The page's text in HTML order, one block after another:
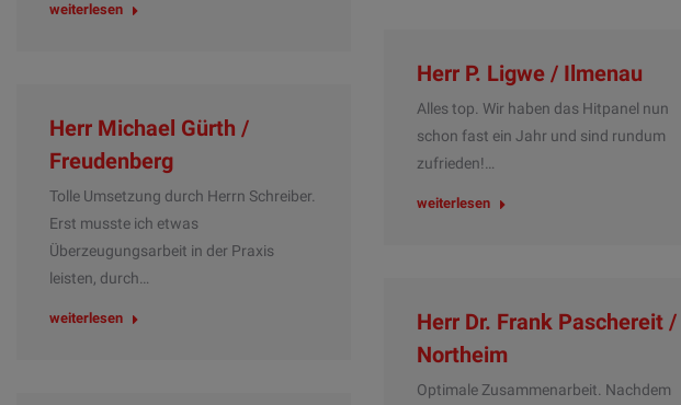
weiterlesen
Herr P. Ligwe / Ilmenau
Alles top. Wir haben das Hitpanel nun
schon fast ein Jahr und sind rundum
zufrieden!…
weiterlesen
Herr Michael Gürth /
Freudenberg
Tolle Umsetzung durch Herrn Schreiber.
Erst musste ich etwas
Überzeugungsarbeit in der Praxis
leisten, durch…
weiterlesen
Herr Dr. Frank Paschereit /
Northeim
Optimale Zusammenarbeit. Nachdem